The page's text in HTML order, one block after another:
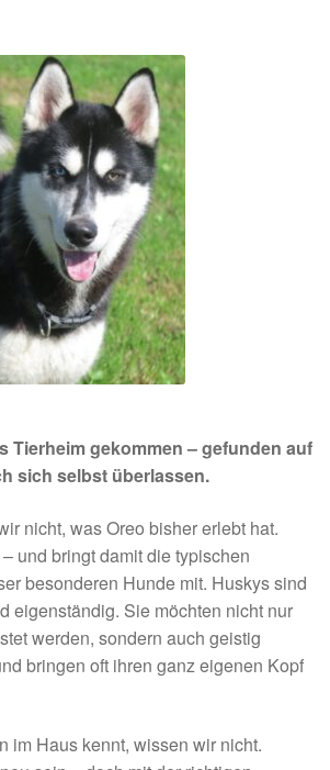
2026
– Januar bis Juni 2026
2025
2025
2024
2023
2023
2022
Tierheim gekommen – gefunden auf
sich selbst überlassen.
nicht, was Oreo bisher erlebt hat.
und bringt damit die typischen
besonderen Hunde mit. Huskys sind
eigenständig. Sie möchten nicht nur
werden, sondern auch geistig
bringen oft ihren ganz eigenen Kopf
im Haus kennt, wissen wir nicht.